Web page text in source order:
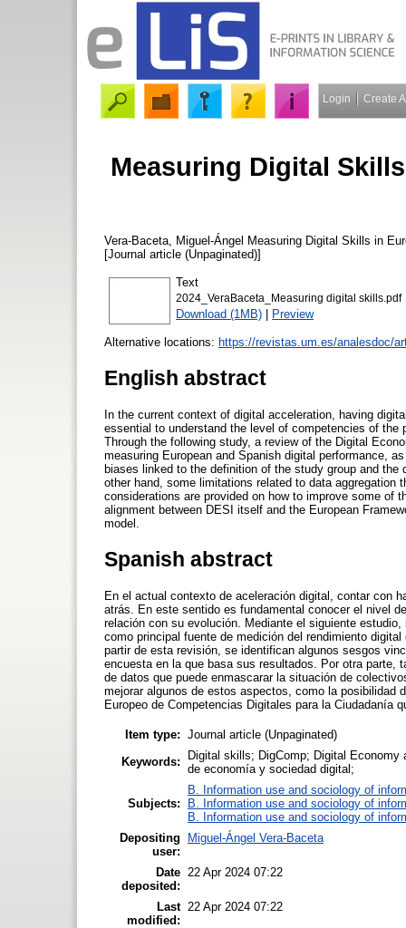
Login Create
Measuring Digital
Vera-Baceta, Miguel-Ángel Measuring Digital Skills in
[Journal article (Unpaginated)]
Text
2024_VeraBaceta_Measuring digital skills.pdf
Download (1MB) | Preview
Alternative locations: https://revistas.um.es/analesdoc/
English abstract
In the current context of digital acceleration, having
essential to understand the level of competencies of the
Through the following study, a review of the Digital
measuring European and Spanish digital performance,
biases linked to the definition of the study group and
other hand, some limitations related to data
considerations are provided on how to improve some of
alignment between DESI itself and the European
model.
Spanish abstract
En el actual contexto de aceleración digital, contar con
atrás. En este sentido es fundamental conocer el nivel
relación con su evolución. Mediante el siguiente
como principal fuente de medición del rendimiento
partir de esta revisión, se identifican algunos sesgos
encuesta en la que basa sus resultados. Por otra parte,
de datos que puede enmascarar la situación de
mejorar algunos de estos aspectos, como la posibilidad
Europeo de Competencias Digitales para la Ciudadanía
Item type: Journal article (Unpaginated)
Keywords:
Digital skills; DigComp; Digital
de economía y sociedad digital;
Subjects:
B. Information use and sociology of
B. Information use and sociology of
B. Information use and sociology of
Depositing
user:
Miguel-Ángel Vera-Baceta
Date
deposited:
22 Apr 2024 07:22
Last
modified:
22 Apr 2024 07:22